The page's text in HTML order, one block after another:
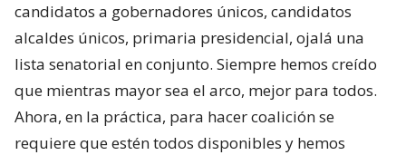
candidatos a gobernadores únicos, candidatos
alcaldes únicos, primaria presidencial, ojalá una
lista senatorial en conjunto. Siempre hemos creído
que mientras mayor sea el arco, mejor para todos.
Ahora, en la práctica, para hacer coalición se
requiere que estén todos disponibles y hemos